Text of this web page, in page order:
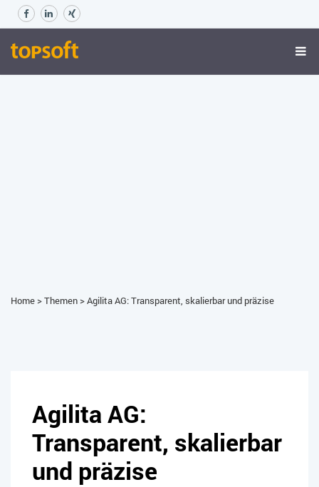
Home>Themen>Agilita AG: Transparent, skalierbar und präzise
Agilita AG:
Transparent, skalierbar
und präzise